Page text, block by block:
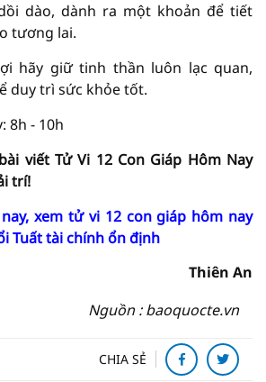
dào, dành ra một khoản để tiết
tương lai.
hãy giữ tinh thần luôn lạc quan,
duy trì sức khỏe tốt.
8h - 10h
viếtTử Vi 12 Con Giáp Hôm Nay
trí!
xem tử vi 12 con giáp hôm nay
Tuất tài chính ổn định
Thiên An
Nguồn : baoquocte.vn
CHIA SẺ